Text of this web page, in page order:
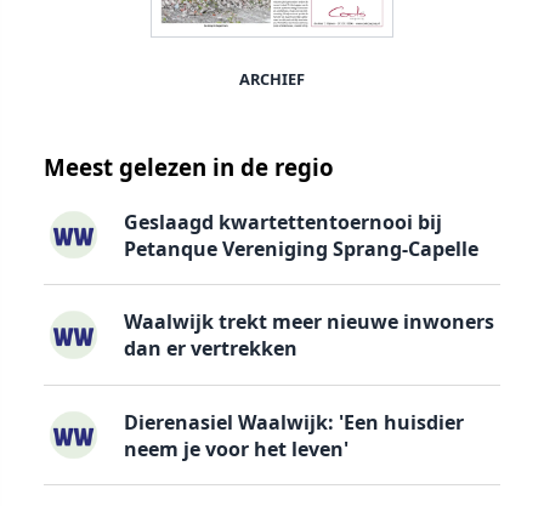
ARCHIEF
Meest gelezen in de regio
Geslaagd kwartettentoernooi bij
Petanque Vereniging Sprang-Capelle
Waalwijk trekt meer nieuwe inwoners
dan er vertrekken
Dierenasiel Waalwijk: 'Een huisdier
neem je voor het leven'